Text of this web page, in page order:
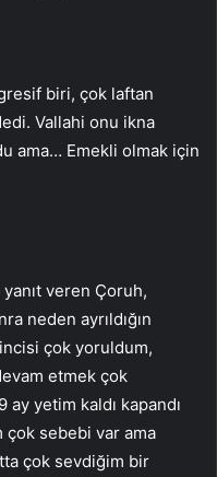
biri, çok laftan
Vallahi onu ikna
ama… Emekli olmak için
veren Çoruh,
neden ayrıldığın
çok yoruldum,
etmek çok
yetim kaldı kapandı
çok sebebi var ama
çok sevdiğim bir